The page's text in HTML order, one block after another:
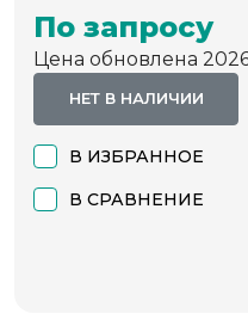
По запросу
Цена обновлена
НЕТ В НАЛИЧИИ
В ИЗБРАННОЕ
В СРАВНЕНИЕ